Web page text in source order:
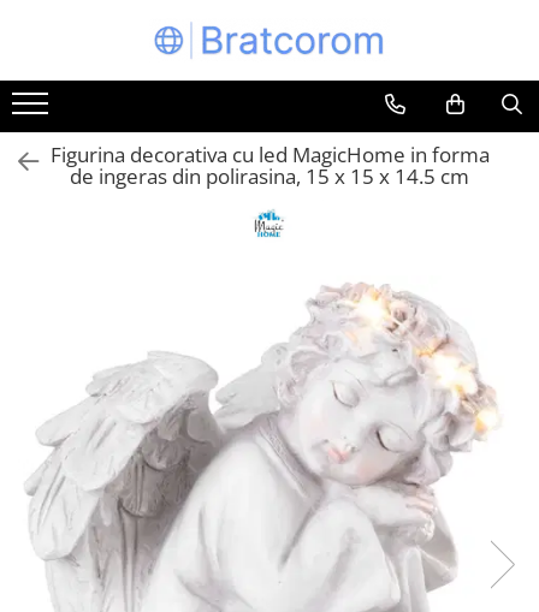
Toate Produsele
Articole animale
Adapatoare animale
Bucatarii de vara Tuozi
Articole ambalare
Articole bucatarie
Articole mobila
Articole organizare
Articole Sportive
Figurina decorativa cu led MagicHome in forma
de ingeras din polirasina, 15 x 15 x 14.5 cm